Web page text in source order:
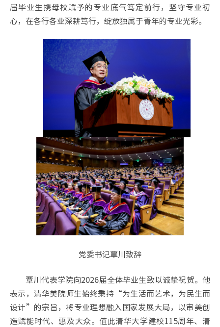
届毕业生携母校赋予的专业底气笃定前行，坚守专业初
心，在各行各业深耕笃行，绽放独属于青年的专业光彩。
党委书记覃川致辞
覃川代表学院向2026届全体毕业生致以诚挚祝贺。他
表示，清华美院师生始终秉持“为生活而艺术，为民生而
设计”的宗旨，将专业理想融入国家发展大局，以审美创
造赋能时代、惠及大众。值此清华大学建校115周年、清